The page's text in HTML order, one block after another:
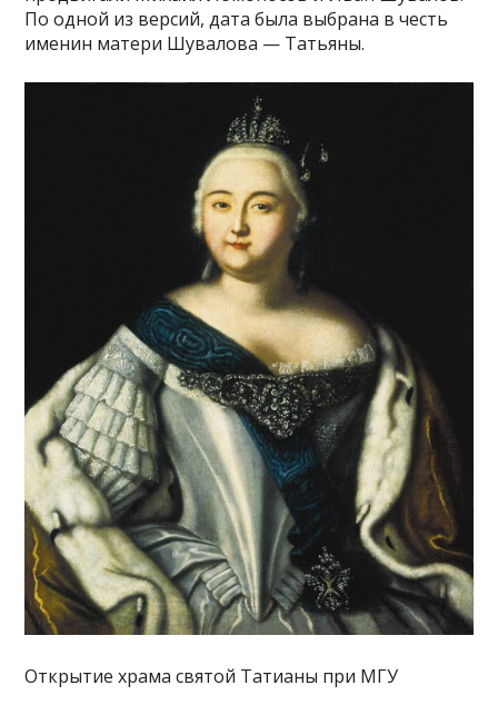
По одной из версий, дата была выбрана в честь
именин матери Шувалова — Татьяны.
Открытие храма святой Татианы при МГУ